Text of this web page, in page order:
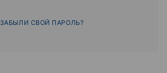
ЗАБЫЛИ СВОЙ ПАРОЛЬ?